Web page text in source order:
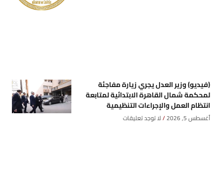
(فيديو) وزير العدل يجري زيارة مفاجئة
لمحكمة شمال القاهرة الابتدائية لمتابعة
انتظام العمل والإجراءات التنظيمية
أغسطس 5, 2026 لا توجد تعليقات